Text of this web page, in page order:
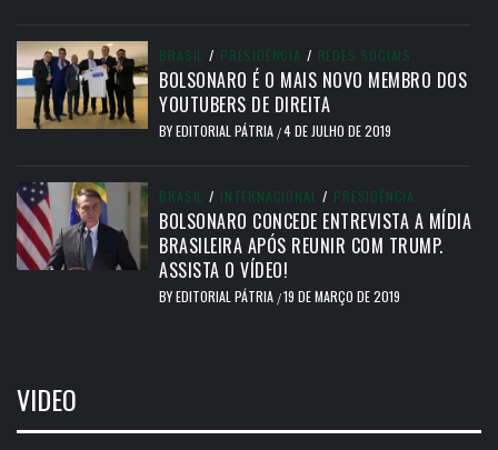
BRASIL / PRESIDÊNCIA / REDES SOCIAIS
BOLSONARO É O MAIS NOVO MEMBRO DOS
YOUTUBERS DE DIREITA
BYEDITORIAL PÁTRIA /4 DE JULHO DE 2019
BRASIL / INTERNACIONAL / PRESIDÊNCIA
BOLSONARO CONCEDE ENTREVISTA A MÍDIA
BRASILEIRA APÓS REUNIR COM TRUMP.
ASSISTA O VÍDEO!
BYEDITORIAL PÁTRIA /19 DE MARÇO DE 2019
VIDEO